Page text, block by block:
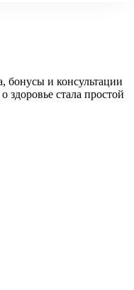
бонусы и консультации
здоровье стала простой